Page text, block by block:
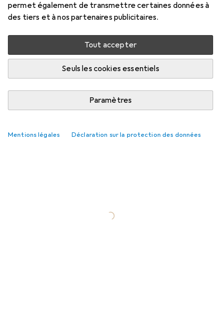
permet également de transmettre certaines données à
des tiers et à nos partenaires publicitaires.
Tout accepter
Seuls les cookies essentiels
Paramètres
Mentions légales Déclaration sur la protection des données